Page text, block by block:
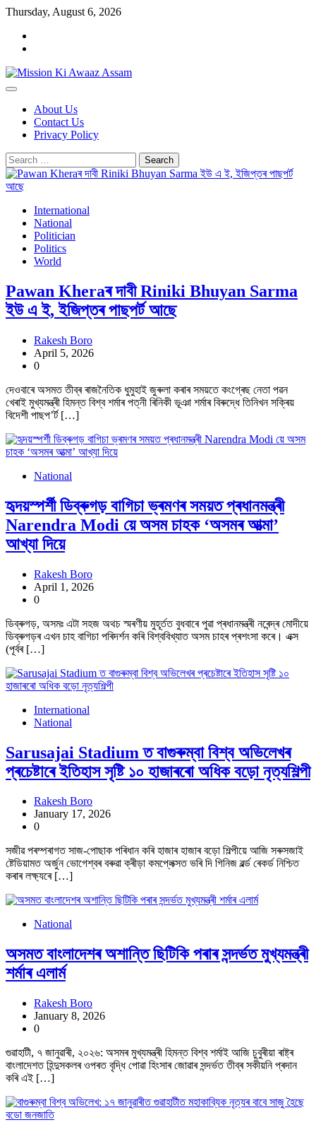
Skip
content
Thursday, August 6, 2026
About Us
Contact Us
Privacy Policy
Search
for:
International
National
Politician
Politics
World
Pawan Kheraৰ দাবী Riniki Bhuyan Sarma
ইউ এ ই, ইজিপ্তৰ পাছপৰ্ট আছে
Rakesh Boro
April 5, 2026
0
দেওবাৰে অসমত তীব্ৰ ৰাজনৈতিক ধুমুহাই জুৰুলা কৰাৰ সময়তে কংগ্ৰেছ নেতা পৱন
খেৰাই মুখ্যমন্ত্ৰী হিমন্ত বিশ্ব শৰ্মাৰ পত্নী ৰিনিকী ভূঞা শৰ্মাৰ বিৰুদ্ধে তিনিখন সক্ৰিয়
বিদেশী পাছপ’ৰ্ট […]
National
হৃদয়স্পৰ্শী ডিব্ৰুগড় বাগিচা ভ্ৰমণৰ সময়ত প্ৰধানমন্ত্ৰী
Narendra Modi য়ে অসম চাহক ‘অসমৰ আত্মা’
আখ্যা দিয়ে
Rakesh Boro
April 1, 2026
0
ডিব্ৰুগড়, অসমঃ এটা সহজ অথচ স্মৰণীয় মুহূৰ্তত বুধবাৰে পুৱা প্ৰধানমন্ত্ৰী নৰেন্দ্ৰ মোদীয়ে
ডিব্ৰুগড়ৰ এখন চাহ বাগিচা পৰিদৰ্শন কৰি বিশ্ববিখ্যাত অসম চাহৰ প্ৰশংসা কৰে। এক্স
(পূৰ্বৰ […]
International
National
Sarusajai Stadium ত বাগুৰুম্বা বিশ্ব অভিলেখৰ
প্ৰচেষ্টাৰে ইতিহাস সৃষ্টি ১০ হাজাৰৰো অধিক বড়ো নৃত্যশিল্পী
Rakesh Boro
January 17, 2026
0
সজীৱ পৰম্পৰাগত সাজ-পোছাক পৰিধান কৰি হাজাৰ হাজাৰ বড়ো শিল্পীয়ে আজি সৰুসজাই
ষ্টেডিয়ামত অৰ্জুন ভোগেশ্বৰ বৰুৱা ক্ৰীড়া কমপ্লেক্সত ভৰি দি গিনিজ ৱৰ্ল্ড ৰেকৰ্ড নিশ্চিত
কৰাৰ লক্ষ্যৰে […]
National
অসমত বাংলাদেশৰ অশান্তি ছিটিকি পৰাৰ সন্দৰ্ভত মুখ্যমন্ত্ৰী
শৰ্মাৰ এলাৰ্ম
Rakesh Boro
January 8, 2026
0
গুৱাহাটী, ৭ জানুৱাৰী, ২০২৬: অসমৰ মুখ্যমন্ত্ৰী হিমন্ত বিশ্ব শৰ্মাই আজি চুবুৰীয়া ৰাষ্ট্ৰ
বাংলাদেশত হিন্দুসকলৰ ওপৰত বৃদ্ধি পোৱা হিংসাৰ জোৱাৰ সন্দৰ্ভত তীব্ৰ সকীয়নি প্ৰদান
কৰি এই […]